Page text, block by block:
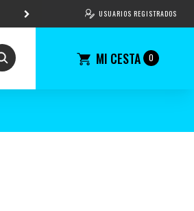
MI CESTA 0
USUARIOS REGISTRADOS